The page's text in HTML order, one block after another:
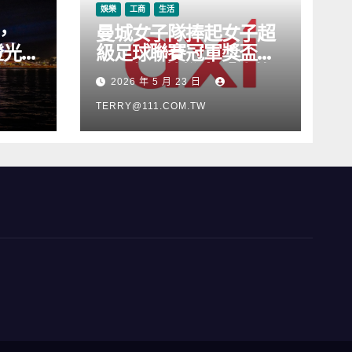
音
娛樂 工商 生活
曼城女子隊捧起女子超
級足球聯賽冠軍獎盃，
Axi 亦順勢推出「我的
根源」宣傳活動
2026 年 5 月 23 日
TERRY@111.COM.TW